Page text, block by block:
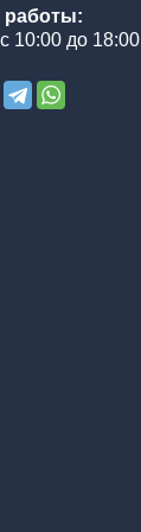
работы:
10:00 до 18:00